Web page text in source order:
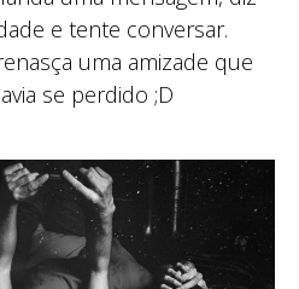
e tente conversar.
uma amizade que
se perdido ;D